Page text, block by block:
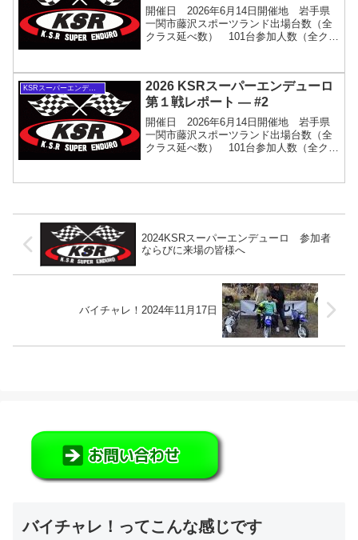
開催日 2026年6月14日開催地 岩手県
一関市藤沢スポーツランド出場台数（全
クラス延べ数） 101台参加人数（全クラ
田 清さん撮影の絶対にみんな写って
る！2000枚...
KSRスーパーエンデューロ
2026 KSRスーパーエンデューロ
第１戦レポート — #2
開催日 2026年6月14日開催地 岩手県
一関市藤沢スポーツランド出場台数（全
クラス延べ数） 101台参加人数（全クラ
ン 久保田 清さん撮影の絶対にみんな
2024KSRスーパーエンデューロ 参加者
ならびに来場の皆様へ
バイチャレ！2024年11月17日
バイチャレ！ってこんな感じです